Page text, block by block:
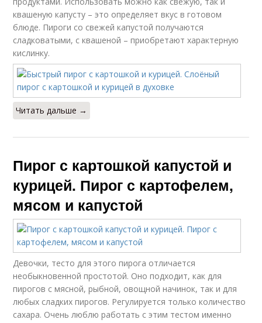
квашеную капусту – это определяет вкус в готовом
блюде. Пироги со свежей капустой получаются
сладковатыми, с квашеной – приобретают характерную
кислинку.
Читать дальше →
Пирог с картошкой капустой и
курицей. Пирог с картофелем,
мясом и капустой
Девочки, тесто для этого пирога отличается
необыкновенной простотой. Оно подходит, как для
пирогов с мясной, рыбной, овощной начинок, так и для
любых сладких пирогов. Регулируется только количество
сахара. Очень люблю работать с этим тестом именно